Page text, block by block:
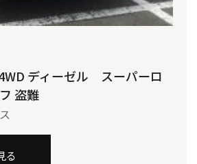
ディーゼル スーパーロ
盗難
る